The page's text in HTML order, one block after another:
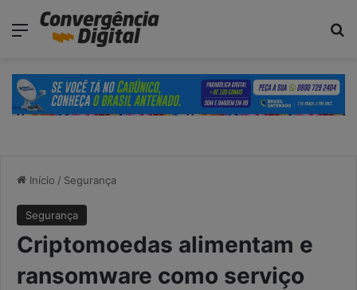
Menu
Início / Segurança
Segurança
Criptomoedas alimentam e
ransomware como serviço